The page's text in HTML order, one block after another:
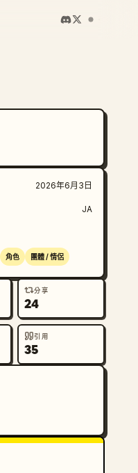
2026年6月3日
JA
角色 團體 / 情侶
分享
24
引用
35